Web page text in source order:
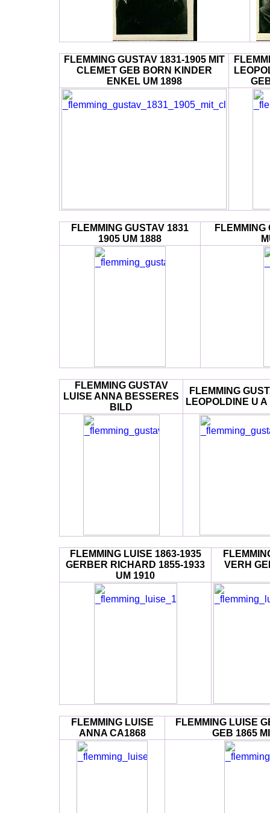
FLEMMING GUSTAV 1831-1905 MIT
CLEMET GEB BORN KINDER
ENKEL UM 1898
FLEMMING GUSTAV 1831
1905 UM 1888
FLEMMING
FLEMMING GUSTAV
LUISE ANNA BESSERES
BILD
FLEMMING
LEOPOLDINE U
FLEMMING LUISE 1863-1935
GERBER RICHARD 1855-1933
UM 1910
VERH
FLEMMING LUISE
ANNA CA1868
FLEMMING LUISE
GEB 1865